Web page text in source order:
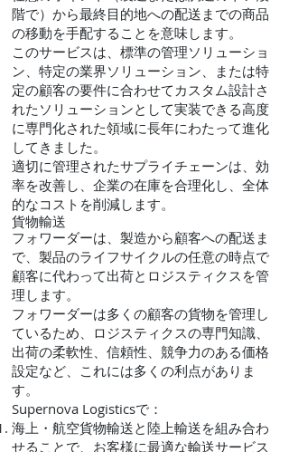
階で）から最終目的地への配送までの商品
の移動を手配することを意味します。
このサービスは、標準の管理ソリューショ
ン、特定の業界ソリューション、または特
定の顧客の要件に合わせてカスタム設計さ
れたソリューションとして実装できる高度
に専門化された領域に長年にわたって進化
してきました。
適切に管理されたサプライチェーンは、効
率を改善し、企業の在庫を合理化し、全体
的なコストを削減します。
貨物輸送
フォワーダーは、製造から顧客への配送ま
で、製品のライフサイクルの任意の時点で
顧客に代わって出荷とロジスティクスを管
理します。
フォワーダーは多くの顧客の貨物を管理し
ているため、ロジスティクスの専門知識、
出荷の柔軟性、信頼性、競争力のある価格
設定など、これには多くの利点がありま
す。
Supernova Logisticsで：
海上・航空貨物輸送と陸上輸送を組み合わ
せることで、お客様に最適な輸送サービス